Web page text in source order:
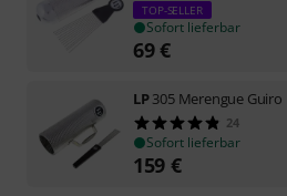
TOP-SELLER
Sofort lieferbar
69€
LP305 Merengue Guiro
24
Sofort lieferbar
159 €